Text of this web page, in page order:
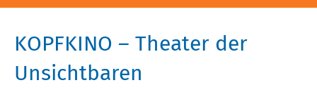
KOPFKINO – Theater der
Unsichtbaren